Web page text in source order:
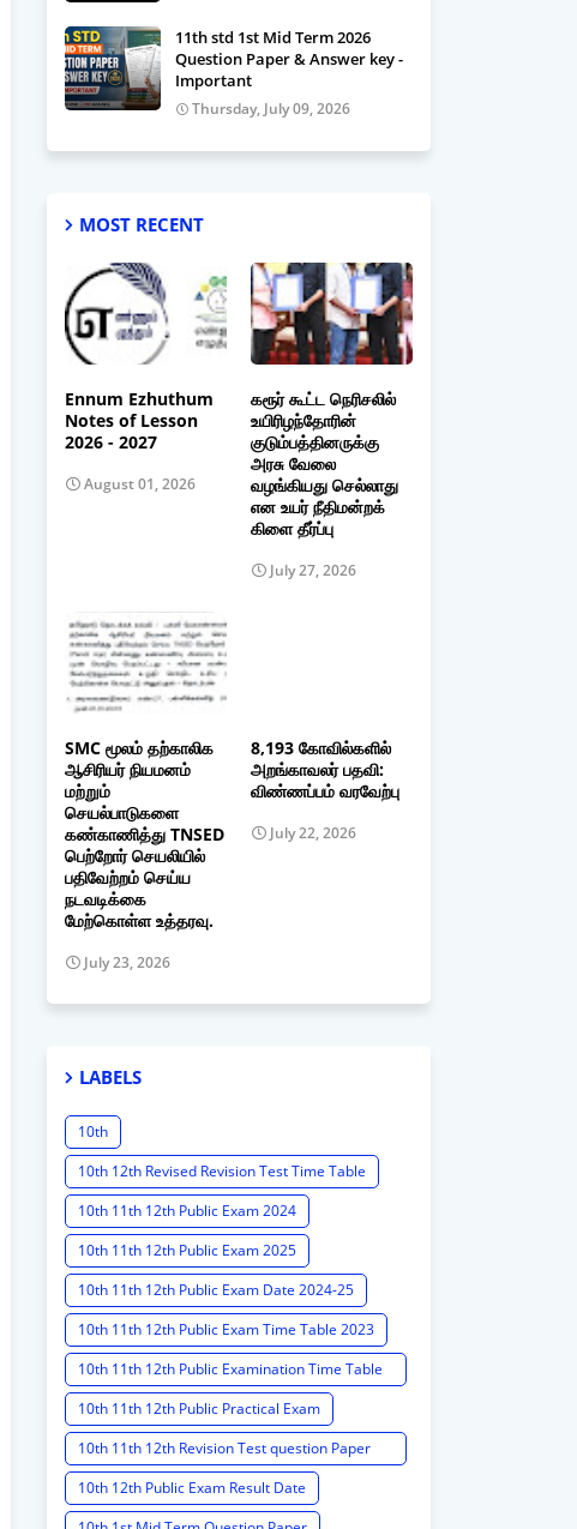
11th std 1st Mid Term 2026
Question Paper & Answer key -
Important
Thursday, July 09, 2026
MOST RECENT
Ennum Ezhuthum
Notes of Lesson
2026 - 2027
August 01, 2026
கரூர் கூட்ட நெரிசலில்
உயிரிழந்தோரின்
குடும்பத்தினருக்கு
அரசு வேலை
வழங்கியது செல்லாது
என உயர் நீதிமன்றக்
கிளை தீர்ப்பு
July 27, 2026
SMC மூலம் தற்காலிக
ஆசிரியர் நியமனம்
மற்றும்
செயல்பாடுகளை
கண்காணித்து TNSED
பெற்றோர் செயலியில்
பதிவேற்றம் செய்ய
நடவடிக்கை
மேற்கொள்ள உத்தரவு.
July 23, 2026
8,193 கோவில்களில்
அறங்காவலர் பதவி:
விண்ணப்பம் வரவேற்பு
July 22, 2026
LABELS
10th
10th 12th Revised Revision Test Time Table
10th 11th 12th Public Exam 2024
10th 11th 12th Public Exam 2025
10th 11th 12th Public Exam Date 2024-25
10th 11th 12th Public Exam Time Table 2023
10th 11th 12th Public Examination Time Table
2023 - 2024
10th 11th 12th Public Practical Exam
10th 11th 12th Revision Test question Paper
2024
10th 12th Public Exam Result Date